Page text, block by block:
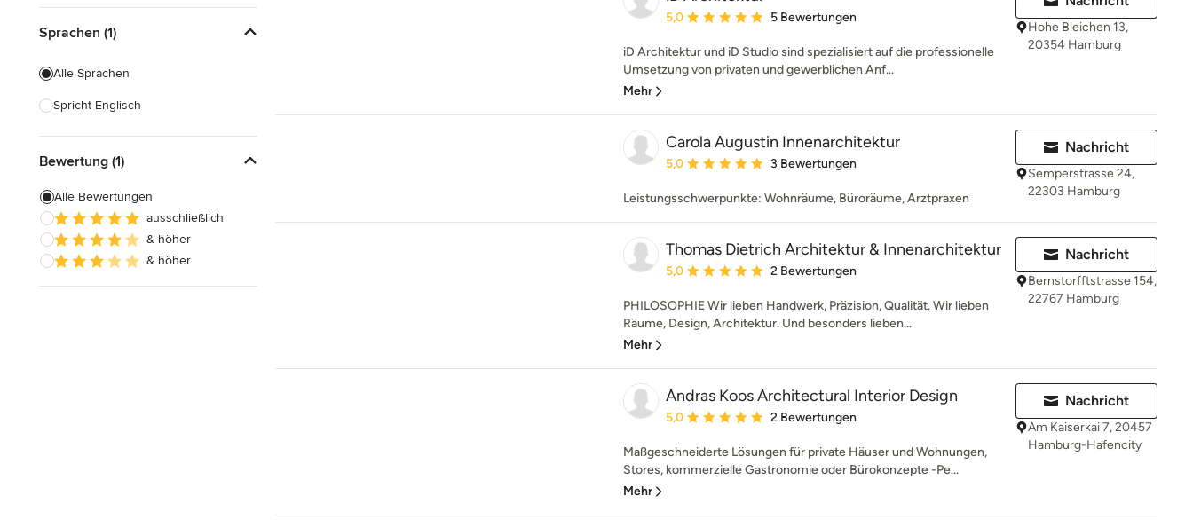
Sprachen (1)
Alle Sprachen
Spricht Englisch
Bewertung (1)
Alle Bewertungen
ausschließlich
& höher
& höher
Durchschnittliche Bewertung: 5 von 5 Sternen
5,0 5 Bewertungen
iD Architektur und iD Studio sind spezialisiert auf die professionelle
Umsetzung von privaten und gewerblichen Anf...
Mehr
Hohe Bleichen 13,
20354 Hamburg
Carola Augustin Innenarchitektur
Durchschnittliche Bewertung: 5 von 5 Sternen
5,0 3 Bewertungen
Leistungsschwerpunkte: Wohnräume, Büroräume, Arztpraxen
Nachricht
Semperstrasse 24,
22303 Hamburg
Thomas Dietrich Architektur & Innenarchitektur
Durchschnittliche Bewertung: 5 von 5 Sternen
5,0 2 Bewertungen
PHILOSOPHIE Wir lieben Handwerk, Präzision, Qualität. Wir lieben
Räume, Design, Architektur. Und besonders lieben...
Mehr
Nachricht
Bernstorfftstrasse 154,
22767 Hamburg
Andras Koos Architectural Interior Design
Durchschnittliche Bewertung: 5 von 5 Sternen
5,0 2 Bewertungen
Maßgeschneiderte Lösungen für private Häuser und Wohnungen,
Stores, kommerzielle Gastronomie oder Bürokonzepte -Pe...
Mehr
Nachricht
Am Kaiserkai 7, 20457
Hamburg-Hafencity